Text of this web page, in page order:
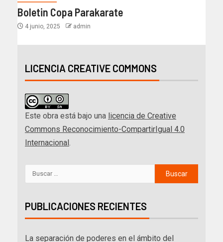
Boletin Copa Parakarate
4 junio, 2025 admin
LICENCIA CREATIVE COMMONS
Este obra está bajo una licencia de Creative
Commons Reconocimiento-CompartirIgual 4.0
Internacional
PUBLICACIONES RECIENTES
La separación de poderes en el ámbito del